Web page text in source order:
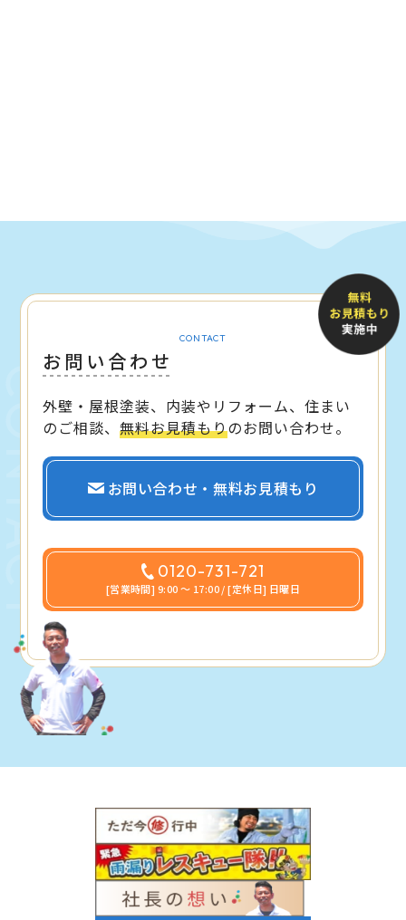
CONTACT
お問い合わせ
外壁・屋根塗装、内装やリフォーム、住まい
のご相談、無料お見積もりのお問い合わせ。
お問い合わせ・無料お見積もり
0120-731-721
[営業時間] 9:00 〜 17:00 / [定休日] 日曜日